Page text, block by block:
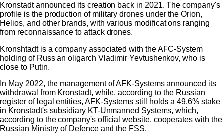
Kronstadt announced its creation back in 2021. The company's
profile is the production of military drones under the Orion,
Helios, and other brands, with various modifications ranging
from reconnaissance to attack drones.
Kronshtadt is a company associated with the AFC-System
holding of Russian oligarch Vladimir Yevtushenkov, who is
close to Putin.
In May 2022, the management of AFK-Systems announced its
withdrawal from Kronstadt, while, according to the Russian
register of legal entities, AFK-Systems still holds a 49.6% stake
in Kronstadt's subsidiary KT-Unmanned Systems, which,
according to the company's official website, cooperates with the
Russian Ministry of Defence and the FSS.